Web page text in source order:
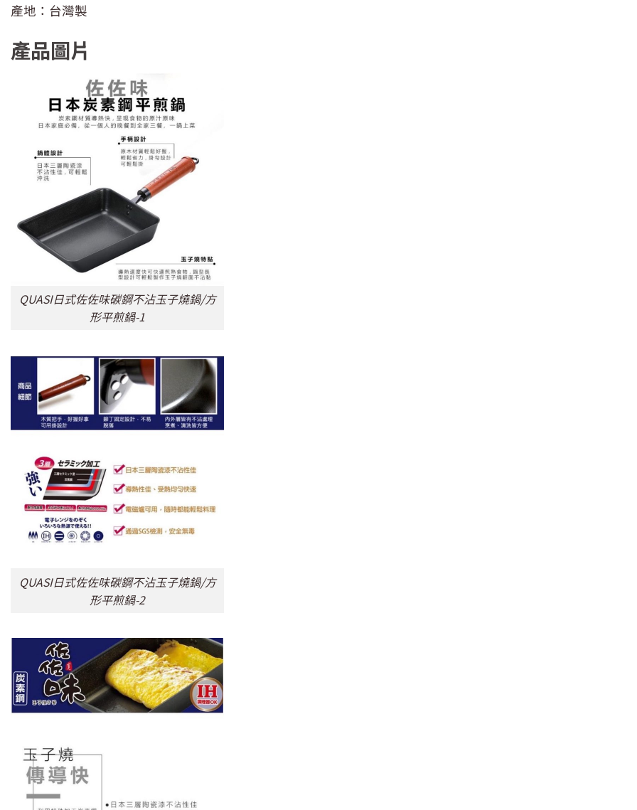
產地：台灣製
產品圖片
QUASI日式佐佐味碳鋼不沾玉子燒鍋/方
形平煎鍋-1
QUASI日式佐佐味碳鋼不沾玉子燒鍋/方
形平煎鍋-2